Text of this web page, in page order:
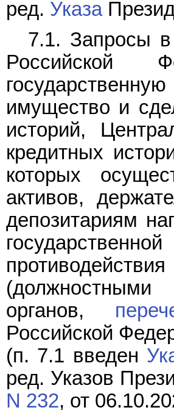
ред. Указа
7.1. Запросы в
Российской
имущество и
историй,
кредитных
которых
активов,
депозитариям
(должностными
органов,
Российской
(п. 7.1 введен
ред. Указов
N 232, от